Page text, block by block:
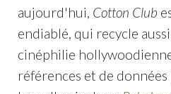
aujourd'hui, Cotton Club
endiablé, qui recycle
cinéphilie
références et de